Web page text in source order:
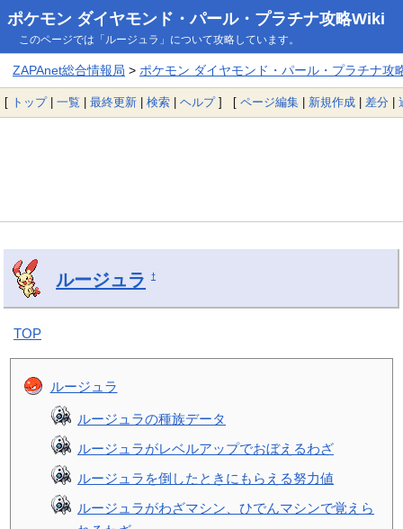
ポケモン ダイヤモンド・パール・プラチナ攻略Wiki
このページでは「ルージュラ」について攻略しています。
ZAPAnet総合情報局 > ポケモン ダイヤモンド・パール・プラチナ攻
[ トップ| 一覧 | 最終更新 | 検索 | ヘルプ] [ ページ編集 | 新規作成 | 差分 |
ルージュラ †
TOP
ルージュラ
ルージュラの種族データ
ルージュラがレベルアップでおぼえるわざ
ルージュラを倒したときにもらえる努力値
ルージュラがわざマシン、ひでんマシンで覚えら